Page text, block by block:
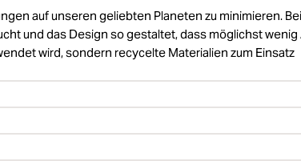
auf unseren geliebten Planeten zu minimieren.
und das Design so gestaltet, dass möglichst wenig
wird, sondern recycelte Materialien zum Einsatz